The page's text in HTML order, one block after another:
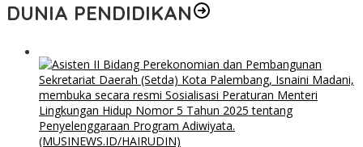
DUNIA PENDIDIKAN